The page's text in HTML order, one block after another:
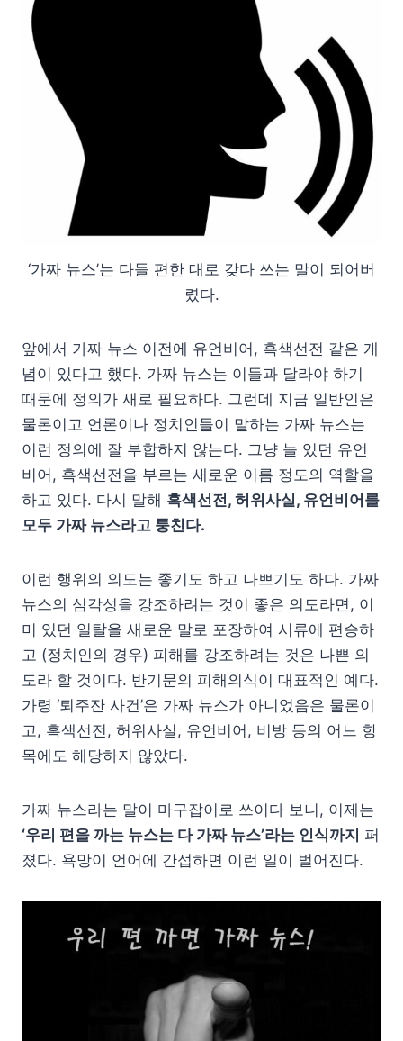
‘가짜 뉴스’는 다들 편한 대로 갖다 쓰는 말이 되어버
렸다.
앞에서 가짜 뉴스 이전에 유언비어, 흑색선전 같은 개
념이 있다고 했다. 가짜 뉴스는 이들과 달라야 하기
때문에 정의가 새로 필요하다. 그런데 지금 일반인은
물론이고 언론이나 정치인들이 말하는 가짜 뉴스는
이런 정의에 잘 부합하지 않는다. 그냥 늘 있던 유언
비어, 흑색선전을 부르는 새로운 이름 정도의 역할을
하고 있다. 다시 말해 흑색선전, 허위사실, 유언비어를
모두 가짜 뉴스라고 퉁친다.
이런 행위의 의도는 좋기도 하고 나쁘기도 하다. 가짜
뉴스의 심각성을 강조하려는 것이 좋은 의도라면, 이
미 있던 일탈을 새로운 말로 포장하여 시류에 편승하
고 (정치인의 경우) 피해를 강조하려는 것은 나쁜 의
도라 할 것이다. 반기문의 피해의식이 대표적인 예다.
가령 ‘퇴주잔 사건’은 가짜 뉴스가 아니었음은 물론이
고, 흑색선전, 허위사실, 유언비어, 비방 등의 어느 항
목에도 해당하지 않았다.
가짜 뉴스라는 말이 마구잡이로 쓰이다 보니, 이제는
‘우리 편을 까는 뉴스는 다 가짜 뉴스’라는 인식까지 퍼
졌다. 욕망이 언어에 간섭하면 이런 일이 벌어진다.